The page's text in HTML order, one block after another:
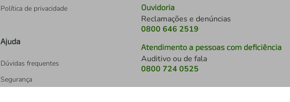
Política de privacidade
Ajuda
Dúvidas frequentes
Segurança
Ouvidoria
Reclamações e denúncias
0800 646 2519
Atendimento a pessoas com deficiência
Auditivo ou de fala
0800 724 0525